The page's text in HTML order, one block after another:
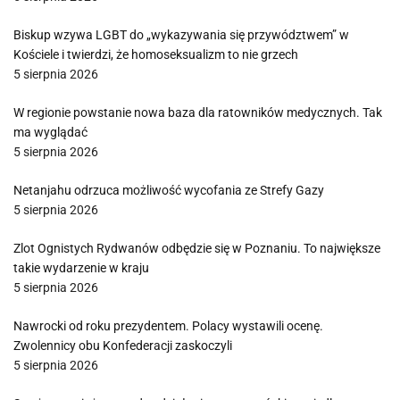
Biskup wzywa LGBT do „wykazywania się przywództwem” w
Kościele i twierdzi, że homoseksualizm to nie grzech
5 sierpnia 2026
W regionie powstanie nowa baza dla ratowników medycznych. Tak
ma wyglądać
5 sierpnia 2026
Netanjahu odrzuca możliwość wycofania ze Strefy Gazy
5 sierpnia 2026
Zlot Ognistych Rydwanów odbędzie się w Poznaniu. To największe
takie wydarzenie w kraju
5 sierpnia 2026
Nawrocki od roku prezydentem. Polacy wystawili ocenę.
Zwolennicy obu Konfederacji zaskoczyli
5 sierpnia 2026